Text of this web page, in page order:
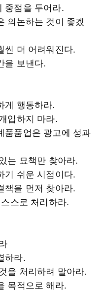
중점을 두어라.
의논하는 것이 좋겠
씬 더 어려워진다.
을 보낸다.
게 행동하라.
입하지 마라.
품품업은 광고에 성과
는 묘책만 찾아라.
기 쉬운 시점이다.
책을 먼저 찾아라.
스로 처리하라.
하라.
을 처리하려 말아라.
목적으로 해라.